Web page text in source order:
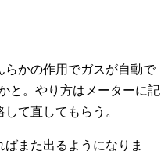
かの作用でガスが自動で
と。やり方はメーターに記
て直してもらう。
また出るようになりま